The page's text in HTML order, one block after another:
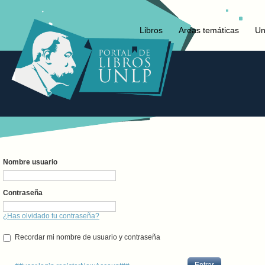
Libros Areas temáticas
Nombre usuario
Contraseña
¿Has olvidado tu contraseña?
Recordar mi nombre de usuario y contraseña